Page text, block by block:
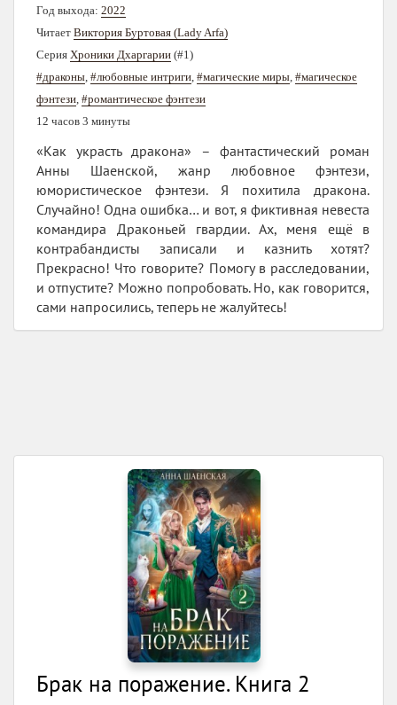
Год выхода: 2022
Читает Виктория Буртовая (Lady Arfa)
Серия Хроники Дхаргарии (#1)
#драконы #любовные интриги #магические миры #магическое
фэнтези #романтическое фэнтези
12 часов 3 минуты
«Как украсть дракона» – фантастический роман
Анны Шаенской, жанр любовное фэнтези,
юмористическое фэнтези. Я похитила дракона.
Случайно! Одна ошибка… и вот, я фиктивная невеста
командира Драконьей гвардии. Ах, меня ещё в
контрабандисты записали и казнить хотят?
Прекрасно! Что говорите? Помогу в расследовании,
и отпустите? Можно попробовать. Но, как говорится,
сами напросились, теперь не жалуйтесь!
Брак на поражение. Книга 2